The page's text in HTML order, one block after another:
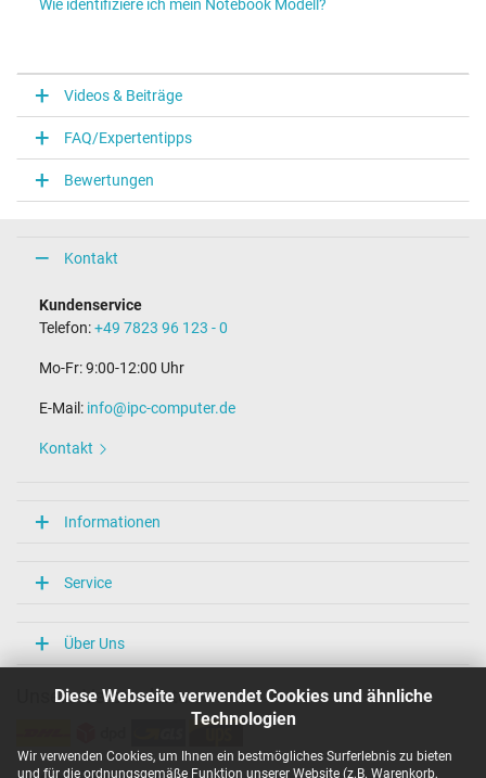
Diese Webseite verwendet Cookies und ähnliche
Technologien
Wir verwenden Cookies, um Ihnen ein bestmögliches Surferlebnis zu bieten
und für die ordnungsgemäße Funktion unserer Website (z.B. Warenkorb,
Wie identifiziere ich mein Notebook Modell?
Videos & Beiträge
FAQ/Expertentipps
Bewertungen
Kontakt
Kundenservice
Telefon:+49 7823 96 123 - 0
Mo-Fr: 9:00-12:00 Uhr
E-Mail: info@ipc-computer.de
Kontakt
Informationen
Service
Über Uns
Unsere Versandarten